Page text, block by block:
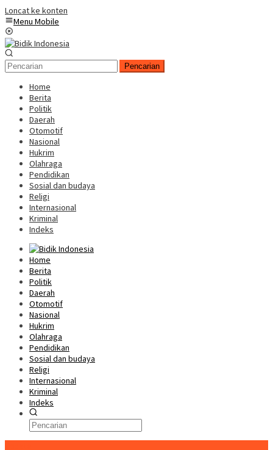
Loncat ke konten
Menu Mobile
Pencarian
Home
Berita
Politik
Daerah
Otomotif
Nasional
Hukrim
Olahraga
Pendidikan
Sosial dan budaya
Religi
Internasional
Kriminal
Indeks
Home
Berita
Politik
Daerah
Otomotif
Nasional
Hukrim
Olahraga
Pendidikan
Sosial dan budaya
Religi
Internasional
Kriminal
Indeks